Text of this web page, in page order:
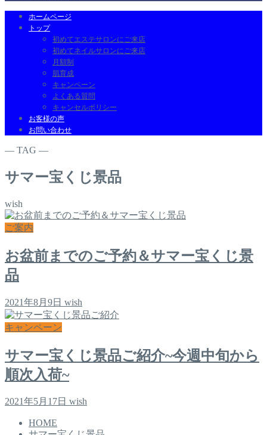
ホームページ
トップ
初めてエステサロンにご来店
初めてネイルサロンにご来店
月額制
肌育成
キャンペーン
よくある質問
キャンセルポリシー
お客様の声
お問い合わせ
― TAG ―
サマー宝くじ景品
wish
ご案内
お盆前までのご予約＆サマー宝くじ景
品
2021年8月9日 wish
キャンペーン
サマー宝くじ景品ご紹介~今週中旬から
順次入荷~
2021年5月17日 wish
HOME